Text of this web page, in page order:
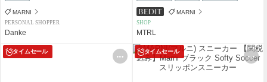
MARNI
PERSONAL SHOPPER
Danke
MARNI
SHOP
MTRL
タイムセール タイムセール